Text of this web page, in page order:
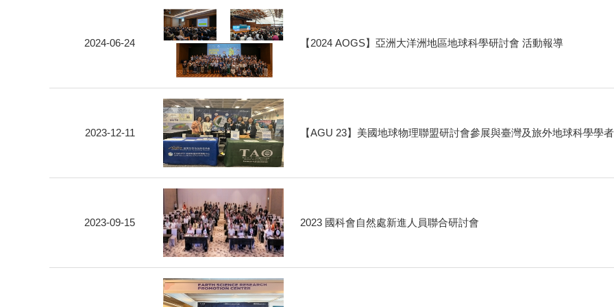
2024-06-24 【2024 AOGS】亞洲大洋洲地區地球科學研討會 活動報導
2023-12-11 【AGU 23】美國地球物理聯盟研討會參展與臺灣及旅外地球科學學
2023-09-15 2023 國科會自然處新進人員聯合研討會